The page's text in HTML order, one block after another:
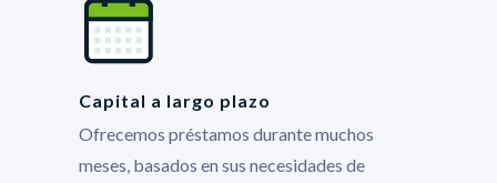
Capital a largo plazo
Ofrecemos préstamos durante muchos
meses, basados en sus necesidades de